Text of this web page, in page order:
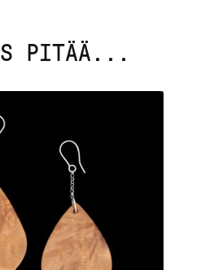
PITÄÄ...